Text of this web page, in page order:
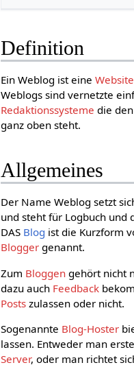
Definition
Ein Weblog ist eineWebsite
Weblogs sind vernetzte
Redaktionssysteme die
ganz oben steht.
Allgemeines
Der Name Weblog setzt
und steht für Logbuch und
DAS Blog ist die Kurzform
Blogger genannt.
Zum Bloggen gehört nicht
dazu auch Feedback
Posts zulassen oder nicht.
Sogenannte Blog-Hoster
lassen. Entweder man
Server, oder man richtet